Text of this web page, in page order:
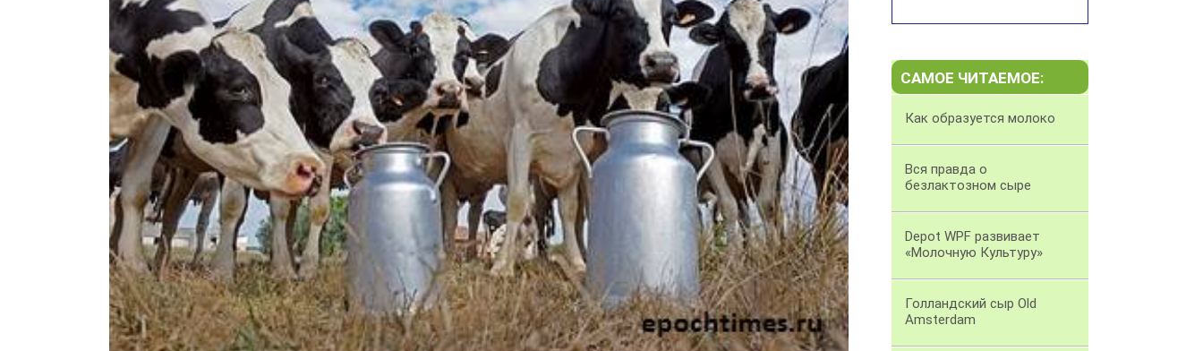
САМОЕ ЧИТАЕМОЕ:
Как образуется молоко
Вся правда о
безлактозном сыре
Depot WPF развивает
«Молочную Культуру»
Голландский сыр Old
Amsterdam